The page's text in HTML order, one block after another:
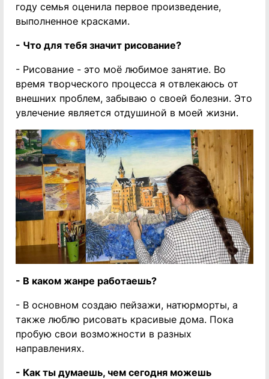
году семья оценила первое произведение,
выполненное красками.
- Что для тебя значит рисование?
- Рисование - это моё любимое занятие. Во
время творческого процесса я отвлекаюсь от
внешних проблем, забываю о своей болезни. Это
увлечение является отдушиной в моей жизни.
- В каком жанре работаешь?
- В основном создаю пейзажи, натюрморты, а
также люблю рисовать красивые дома. Пока
пробую свои возможности в разных
направлениях.
- Как ты думаешь, чем сегодня можешь